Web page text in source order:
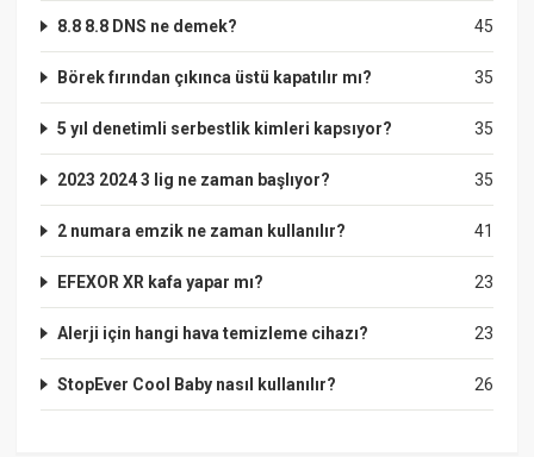
45
8.8 8.8 DNS ne demek?
35
Börek fırından çıkınca üstü kapatılır mı?
35
5 yıl denetimli serbestlik kimleri kapsıyor?
35
2023 2024 3 lig ne zaman başlıyor?
41
2 numara emzik ne zaman kullanılır?
23
EFEXOR XR kafa yapar mı?
23
Alerji için hangi hava temizleme cihazı?
26
StopEver Cool Baby nasıl kullanılır?